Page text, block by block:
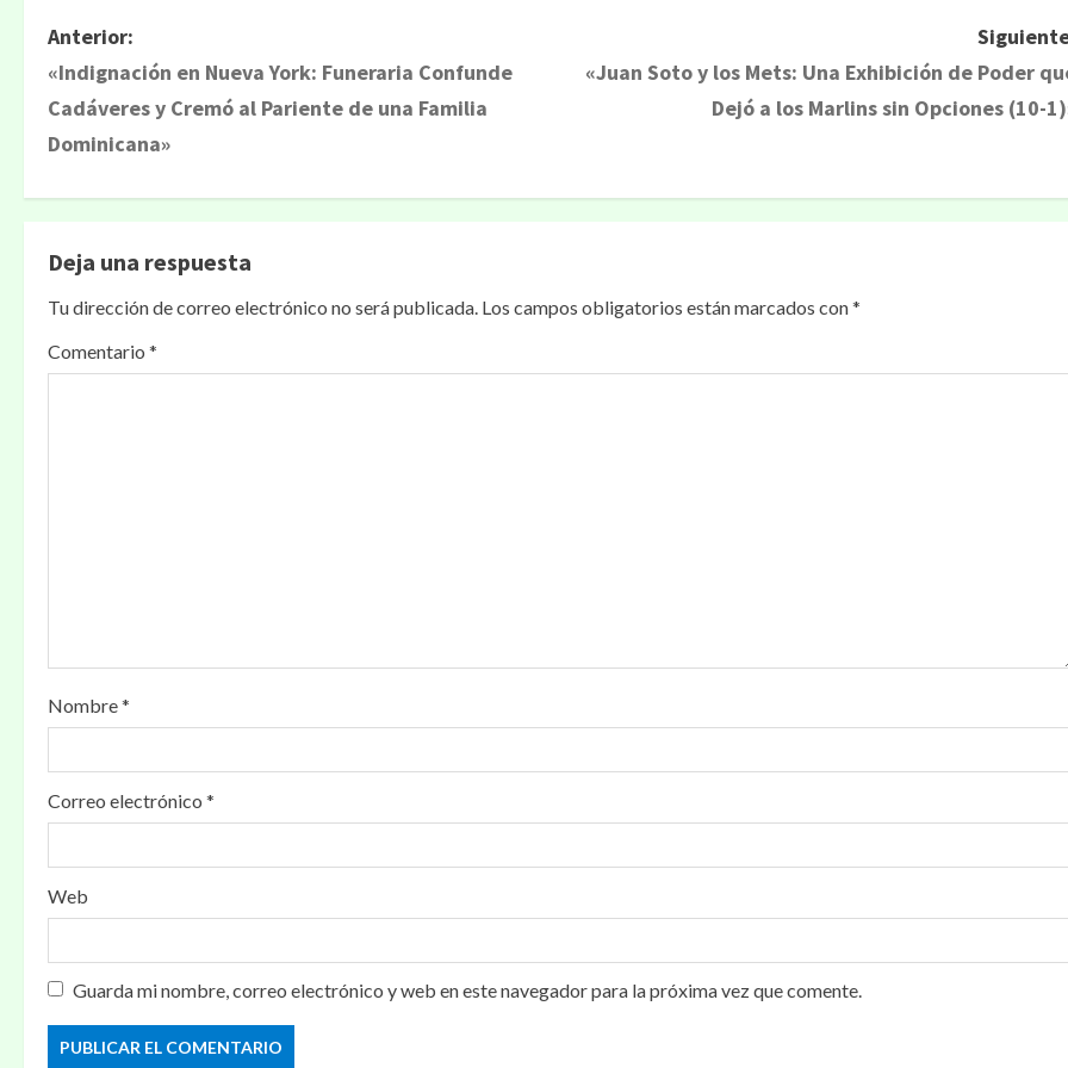
Anterior:
«Indignación en Nueva York: Funeraria Confunde
Cadáveres y Cremó al Pariente de una Familia
Dominicana»
«Juan Soto y los Mets: Una Exhibición de Poder
Dejó a los Marlins sin Opciones (10-
Deja una respuesta
Tu dirección de correo electrónico no será publicada. Los campos obligatorios están marcados con*
Comentario *
Nombre*
Correo electrónico *
Web
Guarda mi nombre, correo electrónico y web en este navegador para la próxima vez que comente.